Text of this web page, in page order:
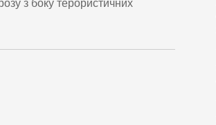
з боку терористичних